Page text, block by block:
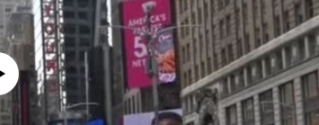
available